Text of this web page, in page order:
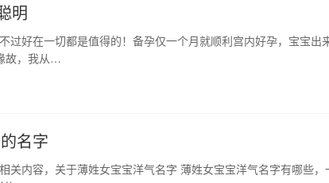
明
过好在一切都是值得的！备孕仅一个月就顺利宫内好孕，宝宝出
故，我从…
名字
关内容，关于薄姓女宝宝洋气名字 薄姓女宝宝洋气名字有哪些，